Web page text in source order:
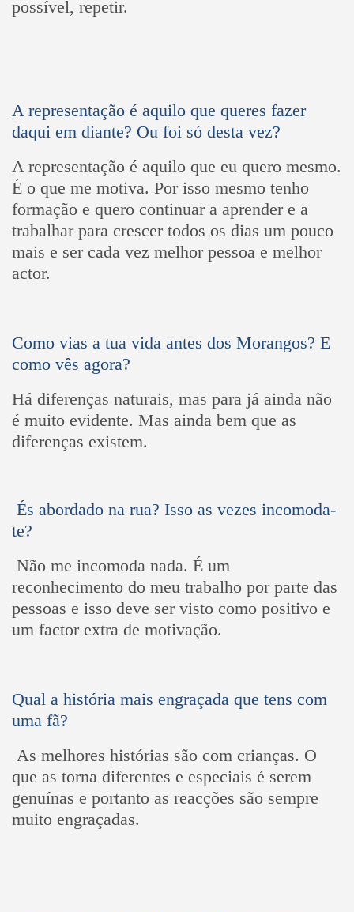
possível, repetir.
A representação é aquilo que queres fazer
daqui em diante? Ou foi só desta vez?
A representação é aquilo que eu quero mesmo.
É o que me motiva. Por isso mesmo tenho
formação e quero continuar a aprender e a
trabalhar para crescer todos os dias um pouco
mais e ser cada vez melhor pessoa e melhor
actor.
Como vias a tua vida antes dos Morangos? E
como vês agora?
Há diferenças naturais, mas para já ainda não
é muito evidente. Mas ainda bem que as
diferenças existem.
És abordado na rua? Isso as vezes incomoda-
te?
Não me incomoda nada. É um
reconhecimento do meu trabalho por parte das
pessoas e isso deve ser visto como positivo e
um factor extra de motivação.
Qual a história mais engraçada que tens com
uma fã?
As melhores histórias são com crianças. O
que as torna diferentes e especiais é serem
genuínas e portanto as reacções são sempre
muito engraçadas.